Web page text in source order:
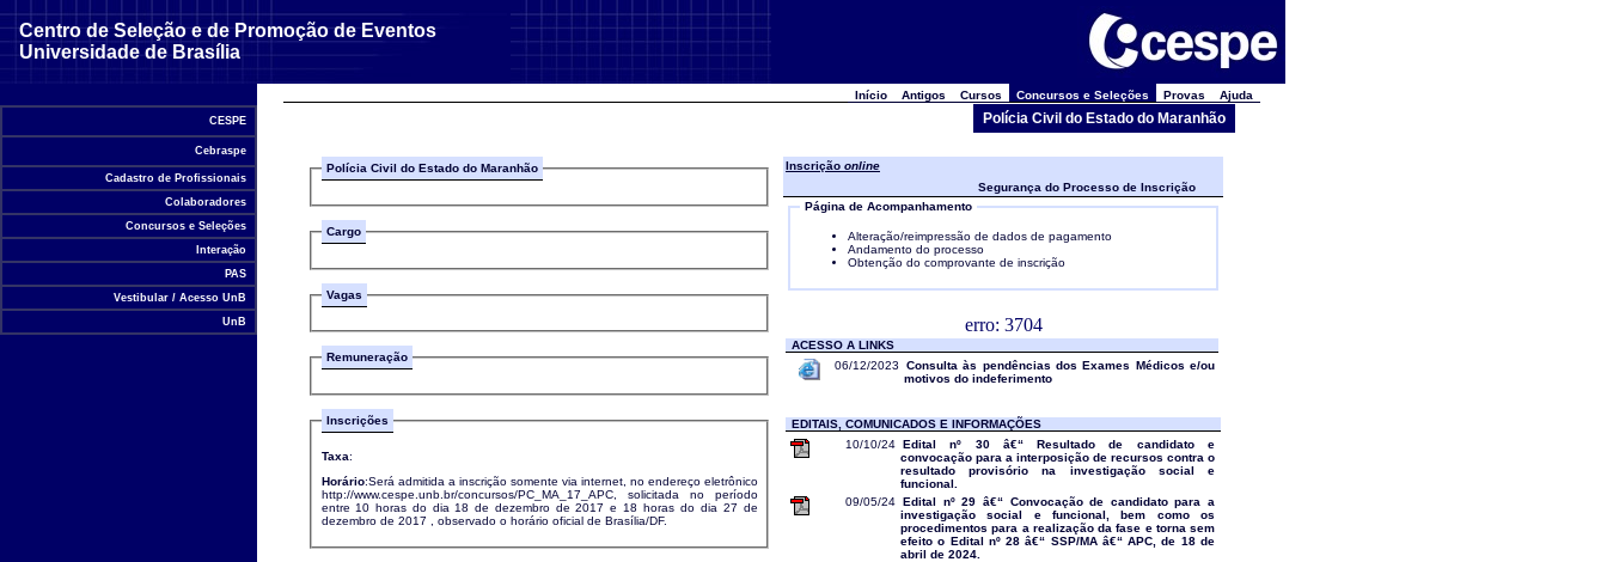
Centro de Seleção e de Promoção de Eventos
Universidade de Brasília
CESPE
Cebraspe
Cadastro de Profissionais
Colaboradores
Concursos e Seleções
Interação
PAS
Vestibular / Acesso UnB
UnB
Início Antigos Cursos Concursos e Seleções Provas Ajuda
Polícia Civil do Estado do Maranhão
Polícia Civil do Estado do Maranhão
Cargo
Vagas
Remuneração
Inscrições
Taxa:
Horário:Será admitida a inscrição somente via internet, no endereço eletrônico
http://www.cespe.unb.br/concursos/PC_MA_17_APC, solicitada no período
entre 10 horas do dia 18 de dezembro de 2017 e 18 horas do dia 27 de
dezembro de 2017 , observado o horário oficial de Brasília/DF.
Inscrição online
Segurança do Processo de Inscrição
Página de Acompanhamento
Alteração/reimpressão de dados de pagamento
Andamento do processo
Obtenção do comprovante de inscrição
erro: 3704
ACESSO A LINKS
06/12/2023
Consulta às pendências dos Exames Médicos e/ou
motivos do indeferimento
EDITAIS, COMUNICADOS E INFORMAÇÕES
10/10/24 Edital nº 30 â€“ Resultado de candidato e
convocação para a interposição de recursos contra o
resultado provisório na investigação social e
funcional.
09/05/24 Edital nº 29 â€“ Convocação de candidato para a
investigação social e funcional, bem como os
procedimentos para a realização da fase e torna sem
efeito o Edital nº 28 â€“ SSP/MA â€“ APC, de 18 de
abril de 2024.